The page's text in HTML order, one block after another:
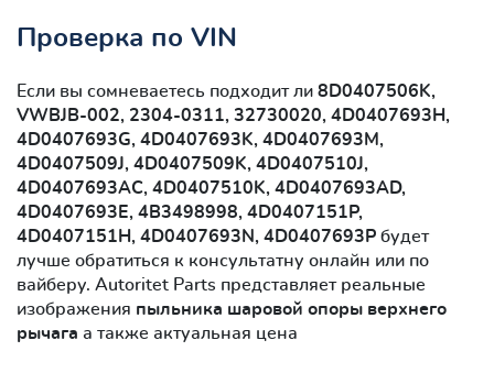
Проверка по VIN
Если вы сомневаетесь подходит ли 8D0407506K,
VWBJB-002, 2304-0311, 32730020, 4D0407693H,
4D0407693G, 4D0407693K, 4D0407693M,
4D0407509J, 4D0407509K, 4D0407510J,
4D0407693AC, 4D0407510K, 4D0407693AD,
4D0407693E, 4B3498998, 4D0407151P,
4D0407151H, 4D0407693N, 4D0407693P будет
лучше обратиться к консультатну онлайн или по
вайберу. Autoritet Parts представляет реальные
изображения пыльника шаровой опоры верхнего
рычага а также актуальная цена